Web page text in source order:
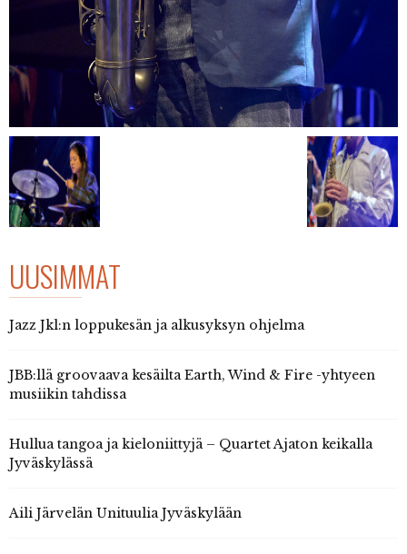
UUSIMMAT
Jazz Jkl:n loppukesän ja alkusyksyn ohjelma
JBB:llä groovaava kesäilta Earth, Wind & Fire -yhtyeen
musiikin tahdissa
Hullua tangoa ja kieloniittyjä – Quartet Ajaton keikalla
Jyväskylässä
Aili Järvelän Unituulia Jyväskylään